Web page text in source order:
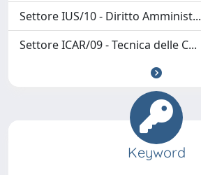
Settore IUS/10 - Diritto Amminist...
Settore ICAR/09 - Tecnica delle C...
Keyword